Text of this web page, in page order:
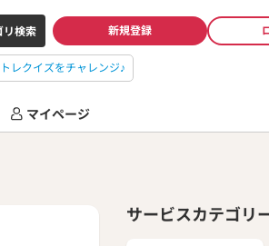
リ検索 新規登録
レクイズをチャレンジ♪
マイページ
サービスカテゴリ